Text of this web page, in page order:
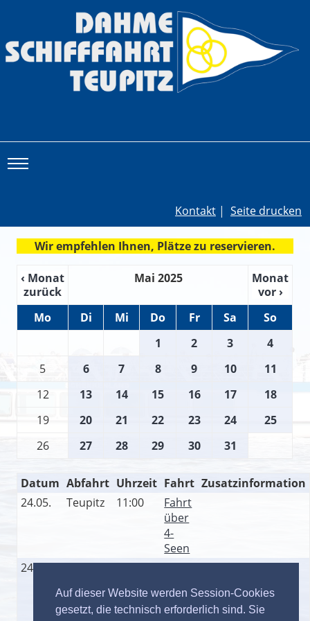
Auf dieser Website werden Session-Cookies
gesetzt, die technisch erforderlich sind. Sie
Kontakt | Seite drucken
Wir empfehlen Ihnen, Plätze zu reservieren.
‹ Monat
zurück
Mai 2025
Monat
vor ›
Mo
Di Mi Do Fr Sa
So
1
2 3
4
5
6 7 8 9 10
11
12
13 14 15 16 17
18
19
20 21 22 23 24
25
26
27 28 29 30 31
Datum Abfahrt Uhrzeit Fahrt Zusatzinformation
24.05.
Teupitz 11:00
Fahrt
über
4-
Seen
24.05.
Teupitz 14:00
Fahrt
7-
Seen